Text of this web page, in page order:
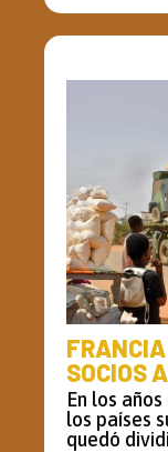
SOCIOS
En los
los países
quedó